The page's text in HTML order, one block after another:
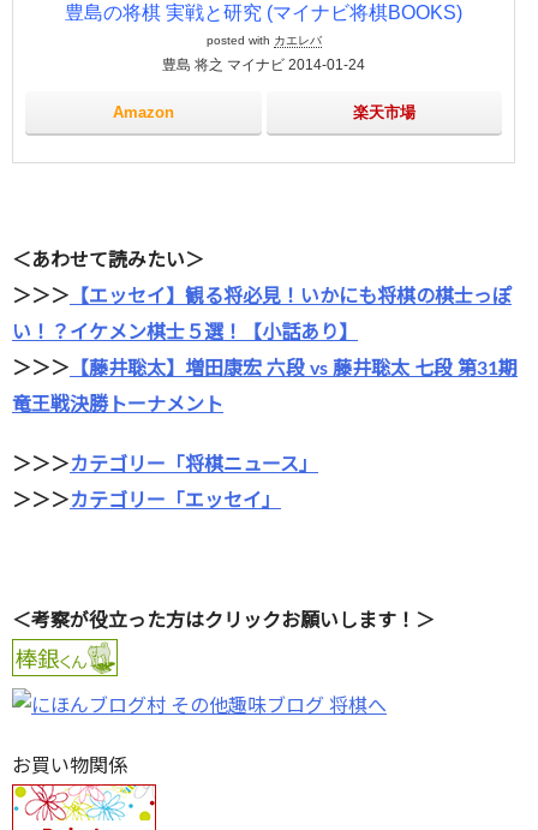
豊島の将棋 実戦と研究 (マイナビ将棋BOOKS)
posted with カエレバ
豊島 将之 マイナビ 2014-01-24
Amazon 楽天市場
＜あわせて読みたい＞
＞＞＞ 【エッセイ】観る将必見！いかにも将棋の棋士っぽ
い！？イケメン棋士５選！【小話あり】
＞＞＞ 【藤井聡太】増田康宏 六段 vs 藤井聡太 七段 第31期
竜王戦決勝トーナメント
＞＞＞カテゴリー「将棋ニュース」
＞＞＞カテゴリー「エッセイ」
＜考察が役立った方はクリックお願いします！＞
お買い物関係